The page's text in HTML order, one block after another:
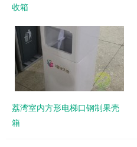
收箱
荔湾室内方形电梯口钢制果壳
箱